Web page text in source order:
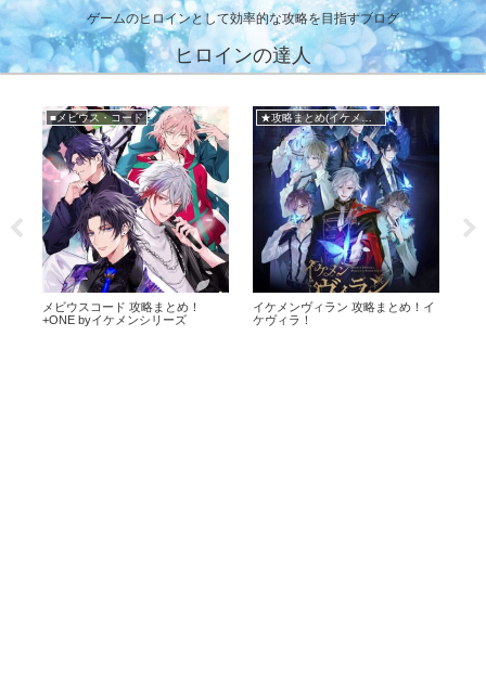
ゲームのヒロインとして効率的な攻略を目指すブログ
ヒロインの達人
■メビウス・コード
メビウスコード 攻略まとめ！
+ONE byイケメンシリーズ
★攻略まとめ(イケメンヴィラン)
イケメンヴィラン 攻略まとめ！イ
ケヴィラ！